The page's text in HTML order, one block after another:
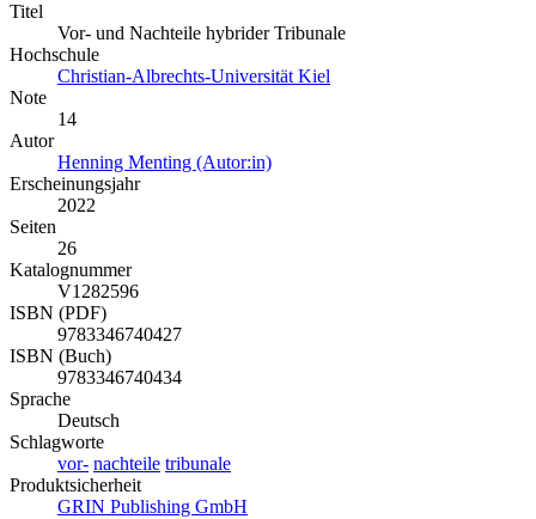
Titel
Vor- und Nachteile hybrider Tribunale
Hochschule
Christian-Albrechts-Universität Kiel
Note
14
Autor
Henning Menting (Autor:in)
Erscheinungsjahr
2022
Seiten
26
Katalognummer
V1282596
ISBN (PDF)
9783346740427
ISBN (Buch)
9783346740434
Sprache
Deutsch
Schlagworte
vor- nachteile tribunale
Produktsicherheit
GRIN Publishing GmbH